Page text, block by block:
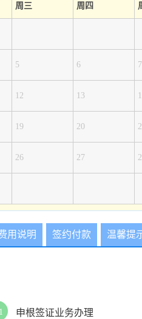
周三 周四
5 6 7
12 13
19 20
26 27
用说明 签约付款 温馨提
申根签证业务办理